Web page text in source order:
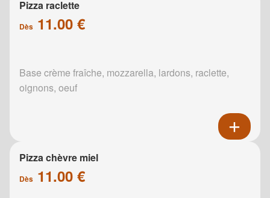
Pizza raclette
Dès 11.00 €
Base crème fraîche, mozzarella, lardons, raclette,
oignons, oeuf
Pizza chèvre miel
Dès 11.00 €